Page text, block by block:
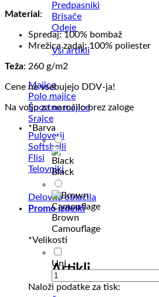
Predpasniki
Brisače
Odeje
Vsi artikli
Majice
Polo majice
Športne majice
Srajce
Puloverji
Softshelli
Flisi
Telovniki
Delovna oblačila
Promo izdelki
Artikli
Material :
Spredaj: 100% bombaž
Mrežica zadaj: 100% poliester
Teža: 260 g/m2
Cene ne vsebujejo DDV-ja!
Na voljo za naročilo brez zaloge
* Barva
Black
Brown
Camouflage
*Velikosti
Uni
Naloži podatke za tisk: